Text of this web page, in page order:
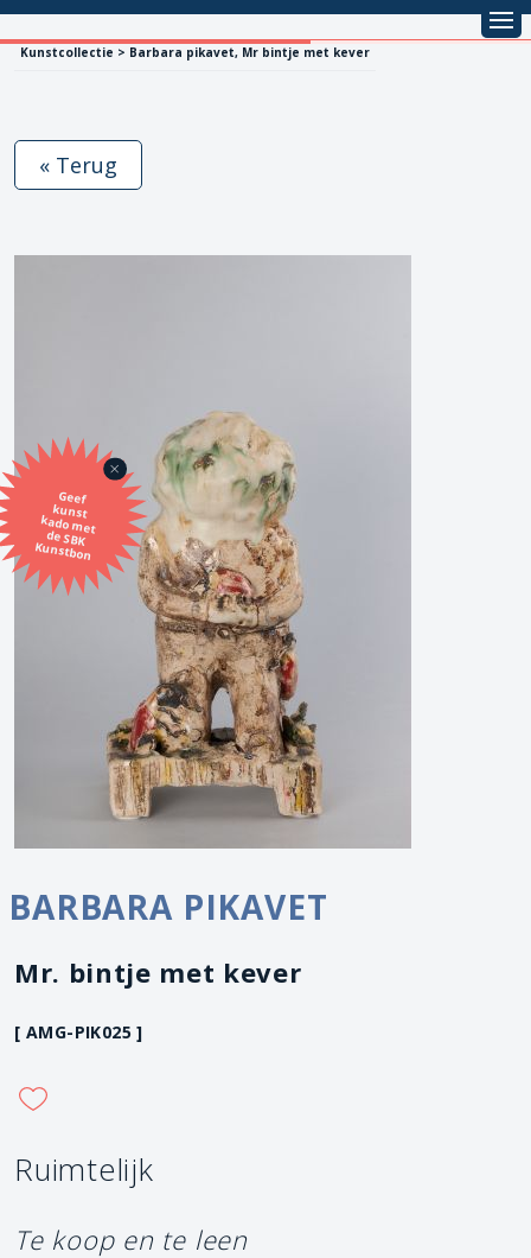
Kunstcollectie > Barbara pikavet, Mr bintje met kever
Geef
kunst
kado met
de SBK
Kunstbon
« Terug
BARBARA PIKAVET
Mr. bintje met kever
[ AMG-PIK025 ]
Ruimtelijk
Te koop en te leen